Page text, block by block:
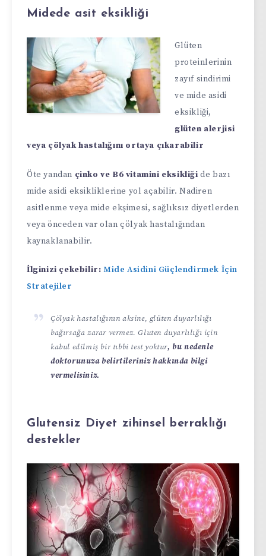
Midede asit eksikliği
Glüten
proteinlerinin
zayıf sindirimi
ve mide asidi
eksikliği,
glüten alerjisi
veya çölyak hastalığını ortaya çıkarabilir
Öte yandan çinko ve B6 vitamini eksikliği de bazı
mide asidi eksikliklerine yol açabilir. Nadiren
asitlenme veya mide ekşimesi, sağlıksız diyetlerden
veya önceden var olan çölyak hastalığından
kaynaklanabilir.
İlginizi çekebilir: Mide Asidini Güçlendirmek İçin
Stratejiler
Çölyak hastalığının aksine, glüten duyarlılığı
bağırsağa zarar vermez. Gluten duyarlılığı için
kabul edilmiş bir tıbbi test yoktur, bu nedenle
doktorunuza belirtileriniz hakkında bilgi
vermelisiniz.
Glutensiz Diyet zihinsel berraklığı
destekler